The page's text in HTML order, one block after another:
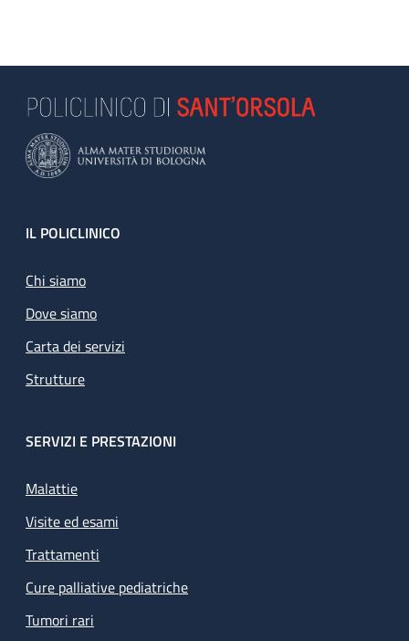
Footer
IL POLICLINICO
Chi siamo
Dove siamo
Carta dei servizi
Strutture
SERVIZI E PRESTAZIONI
Malattie
Visite ed esami
Trattamenti
Cure palliative pediatriche
Tumori rari